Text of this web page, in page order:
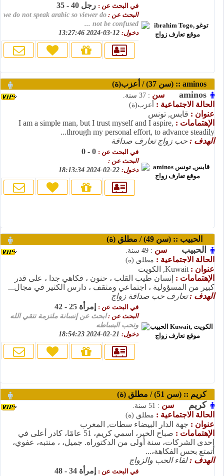
في البحث عن : رجل 40 - 35
البحث عن : we do not speak arabic so viewer do
not be confused ...
دخول:
aminos سن : 37 سنة.
الحالة الاجتماعية : أعزب(ة)
عنوان : قابس, تونس
الإهتمامات : I am a simple man, but I trust myself and I aspire,
through my personal effort, to advance steadily...
الهدف : حب زواج تعارف صداقة
في البحث عن :
البحث عن :
دخول:
الحبيب :: (سن 49) / مطلق (ة)
الحبيب سن : 49 سنة.
الحالة الاجتماعية : مطلق (ة)
عنوان : Kuwait, الكويت
الإهتمامات : إنسان طيب القلب ، حنون ، فكاهي جدا ، على قدر
كبير من المسؤولية ، اجتماعي ومثقف ، دارس الكثير في مجال...
الهدف :تعارف حب صداقة زواج
في البحث عن : إمرأة 25 - 42
البحث عن :ابحث عن إنسانة ملتزمة تتقي الله
وتحب البساطه
دخول:
كريم :: (سن 51) / مطلق (ة)
كريم سن : 51 سنة.
الحالة الاجتماعية : مطلق (ة)
عنوان : جهة الدار البيضاء سطات, المغرب
الإهتمامات :
صباح الخير، اسمي كريم، 51 عامًا، كادر أعلى في
إحدى الشركات، سنة أولى من الدكتوراه. جميل، ، منتبه، عفوي،
أتمتع بحس الفكاهة،...
الهدف :لقاء الحب والزواج
في البحث عن : إمرأة 34 - 48